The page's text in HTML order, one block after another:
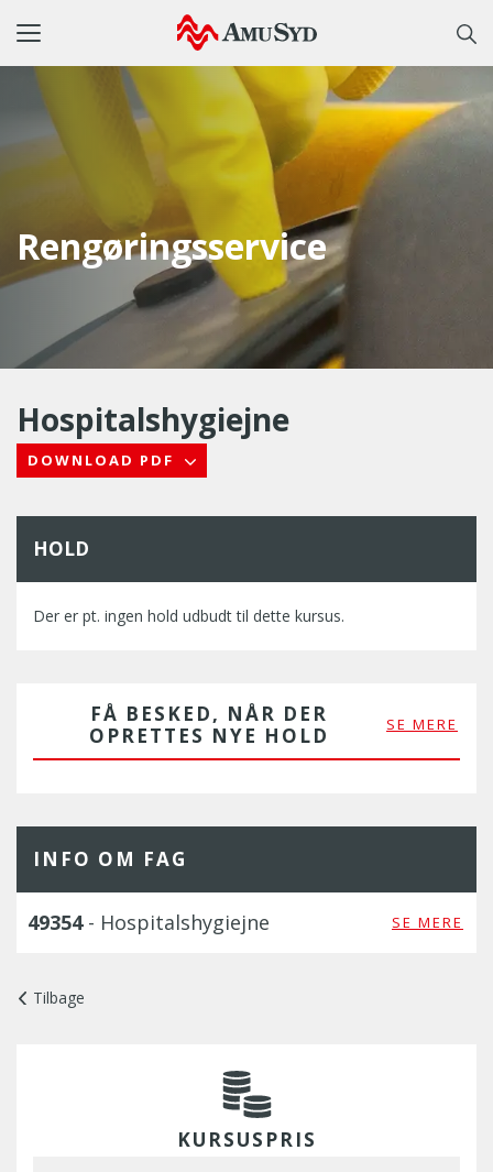
Toggle
Rengøringsservice
Hospitalshygiejne
DOWNLOAD PDF
HOLD
Der er pt. ingen hold udbudt til dette kursus.
FÅ BESKED, NÅR DER
OPRETTES NYE HOLD
SE MERE
INFO OM FAG
49354- Hospitalshygiejne SE MERE
Tilbage
KURSUSPRIS